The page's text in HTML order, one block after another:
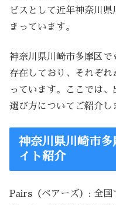
ビスとして近年神奈川
まっています。
神奈川県川崎市多摩区
存在しており、それぞ
っています。ここでは
選び方についてご紹介し
神奈川県川崎市
イト紹介
Pairs（ペアーズ）: 全国